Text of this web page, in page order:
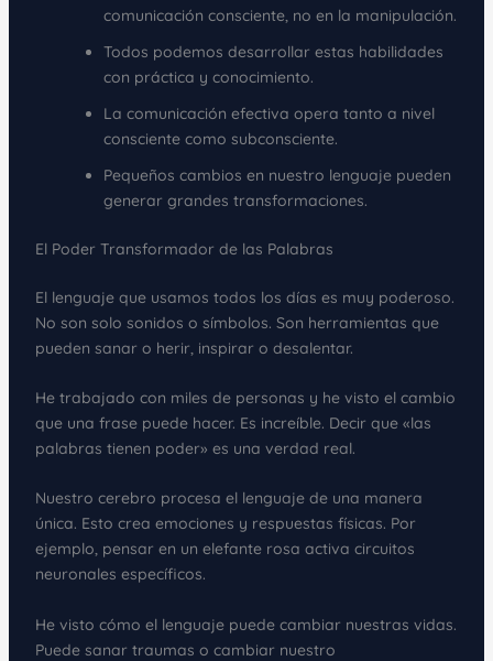
comunicación consciente, no en la manipulación.
Todos podemos desarrollar estas habilidades
con práctica y conocimiento.
La comunicación efectiva opera tanto a nivel
consciente como subconsciente.
Pequeños cambios en nuestro lenguaje pueden
generar grandes transformaciones.
El Poder Transformador de las Palabras
El lenguaje que usamos todos los días es muy poderoso.
No son solo sonidos o símbolos. Son herramientas que
pueden sanar o herir, inspirar o desalentar.
He trabajado con miles de personas y he visto el cambio
que una frase puede hacer. Es increíble. Decir que «las
palabras tienen poder» es una verdad real.
Nuestro cerebro procesa el lenguaje de una manera
única. Esto crea emociones y respuestas físicas. Por
ejemplo, pensar en un elefante rosa activa circuitos
neuronales específicos.
He visto cómo el lenguaje puede cambiar nuestras vidas.
Puede sanar traumas o cambiar nuestro